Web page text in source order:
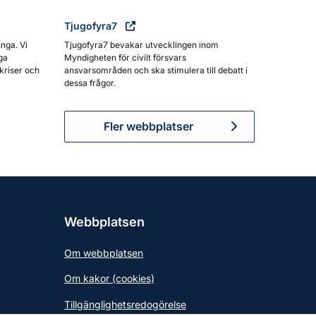
Vi
och
Tjugofyra7
Tjugofyra7 bevakar utvecklingen inom
Myndigheten för civilt försvars
ansvarsområden och ska stimulera till debatt i
dessa frågor.
Fler webbplatser
Webbplatsen
Om webbplatsen
Om kakor (cookies)
Tillgänglighetsredogörelse